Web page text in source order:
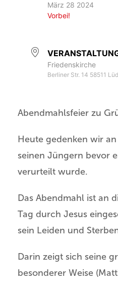
März 28 2024
Vorbei!
Friedenskirche
Berliner Str. 14 58511
Abendmahlsfeier zu
Heute gedenken wir
seinen Jüngern bevor
verurteilt wurde.
Das Abendmahl ist an
Tag durch Jesus
sein Leiden und
Darin zeigt sich seine
besonderer Weise